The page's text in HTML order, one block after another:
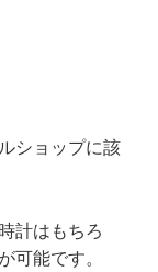
ショップに該
計はもちろ
可能です。